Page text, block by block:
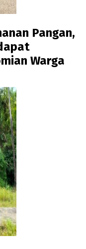
Pangan,
Warga